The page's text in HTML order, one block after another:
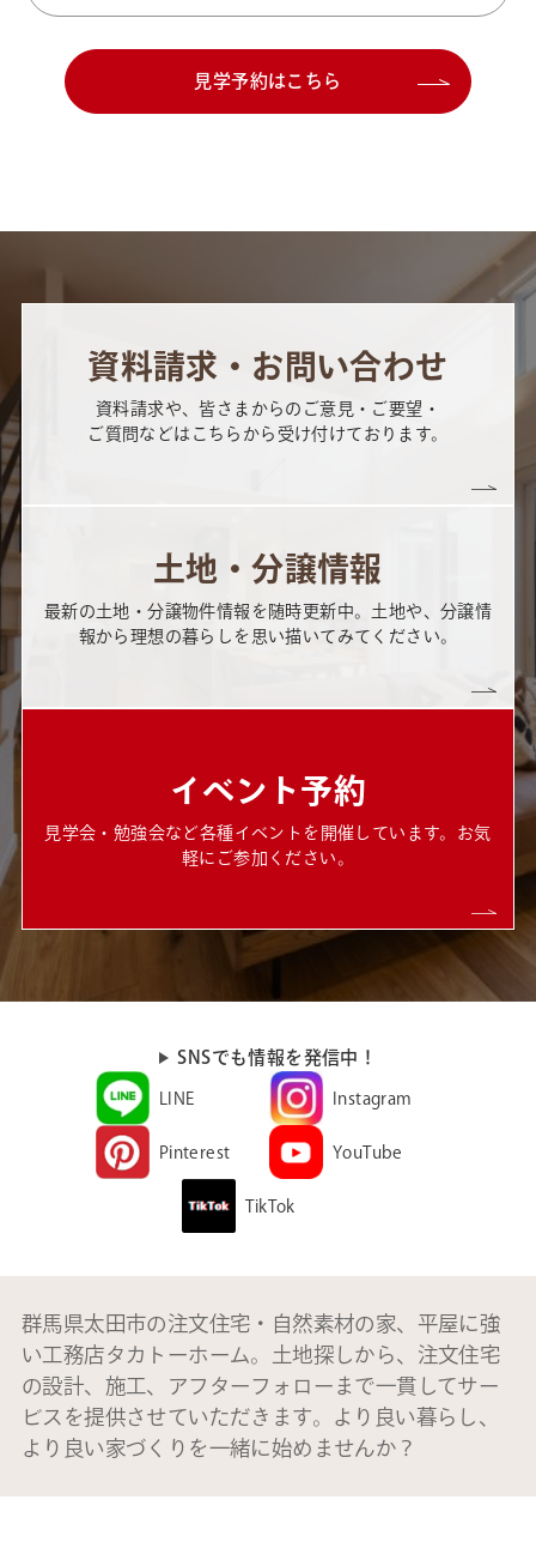
見学予約はこちら
資料請求・お問い合わせ
資料請求や、皆さまからのご意見・ご要望・
ご質問などはこちらから受け付けております。
土地・分譲情報
最新の土地・分譲物件情報を随時更新中。土地や、分譲情
報から理想の暮らしを思い描いてみてください。
イベント予約
見学会・勉強会など各種イベントを開催しています。お気
軽にご参加ください。
SNSでも情報を発信中！
LINE Instagram
Pinterest YouTube
TikTok
群馬県太田市の注文住宅・自然素材の家、平屋に強
い工務店タカトーホーム。土地探しから、注文住宅
の設計、施工、アフターフォローまで一貫してサー
ビスを提供させていただきます。より良い暮らし、
より良い家づくりを一緒に始めませんか？